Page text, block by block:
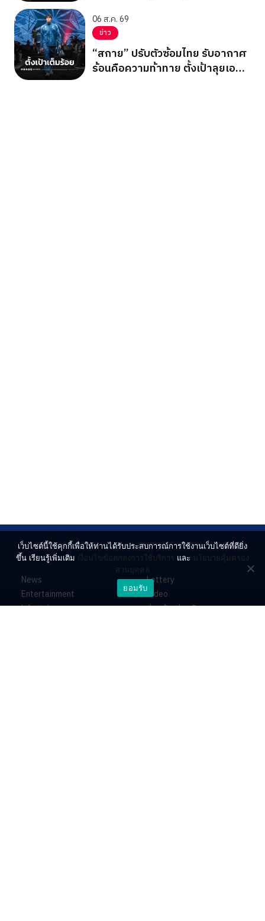
06 ส.ค. 69
ข่าว
“สกาย” ปรับตัวซ้อมไทย รับอากาศ
ร้อนคือความท้าทาย ตั้งเป้าลุยเอ
News
Entertainment
Lifestyle
Lottery
Video
ร่วมด้วยช่วยกัน
เว็บไซต์นี้ใช้คุกกี้เพื่อให้ท่านได้รับประสบการณ์การใช้งานเว็บไซต์ที่ดียิ่ง
ขึ้น เรียนรู้เพิ่มเติม เงื่อนไขข้อตกลงการใช้บริการ และ นโยบายคุ้มครอง
ส่วนบุคคล
ยอมรับ